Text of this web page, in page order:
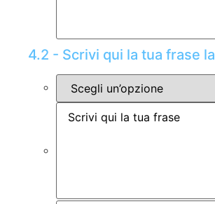
4.2 - Scrivi qui la tua frase